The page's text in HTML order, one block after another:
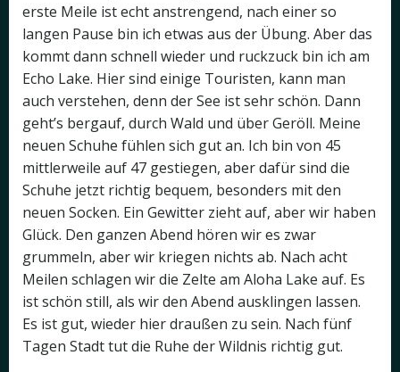
erste Meile ist echt anstrengend, nach einer so
langen Pause bin ich etwas aus der Übung. Aber das
kommt dann schnell wieder und ruckzuck bin ich am
Echo Lake. Hier sind einige Touristen, kann man
auch verstehen, denn der See ist sehr schön. Dann
geht’s bergauf, durch Wald und über Geröll. Meine
neuen Schuhe fühlen sich gut an. Ich bin von 45
mittlerweile auf 47 gestiegen, aber dafür sind die
Schuhe jetzt richtig bequem, besonders mit den
neuen Socken. Ein Gewitter zieht auf, aber wir haben
Glück. Den ganzen Abend hören wir es zwar
grummeln, aber wir kriegen nichts ab. Nach acht
Meilen schlagen wir die Zelte am Aloha Lake auf. Es
ist schön still, als wir den Abend ausklingen lassen.
Es ist gut, wieder hier draußen zu sein. Nach fünf
Tagen Stadt tut die Ruhe der Wildnis richtig gut.